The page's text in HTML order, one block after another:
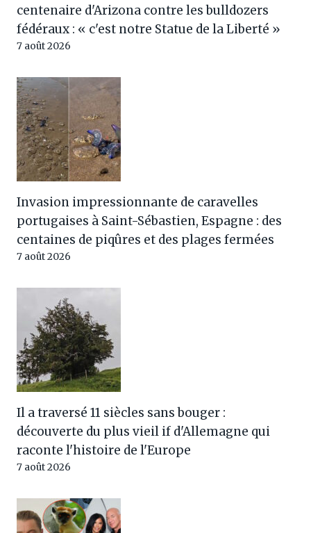
centenaire d'Arizona contre les bulldozers
fédéraux : « c'est notre Statue de la Liberté »
7 août 2026
Invasion impressionnante de caravelles
portugaises à Saint-Sébastien, Espagne : des
centaines de piqûres et des plages fermées
7 août 2026
Il a traversé 11 siècles sans bouger :
découverte du plus vieil if d'Allemagne qui
raconte l'histoire de l'Europe
7 août 2026